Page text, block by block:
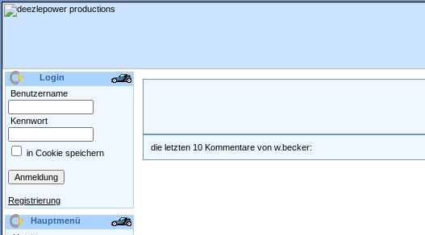
Login
Benutzername
Kennwort
in Cookie speichern
Registrierung
Hauptmenü
die letzten 10 Kommentare von w.becker: